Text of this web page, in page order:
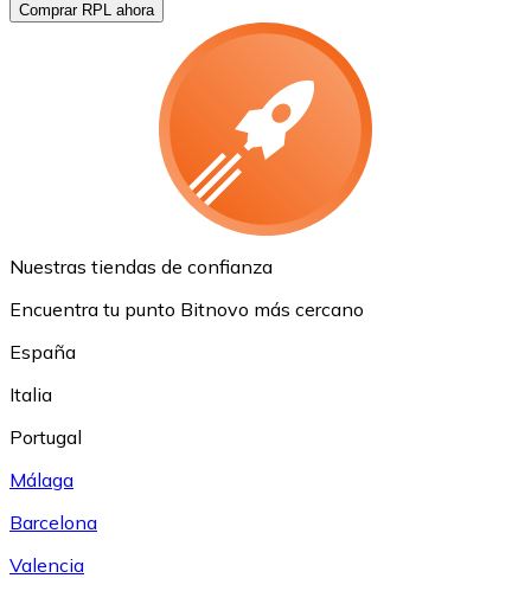
Comprar RPL ahora
Nuestras tiendas de confianza
Encuentra tu punto Bitnovo más cercano
España
Italia
Portugal
Málaga
Barcelona
Valencia